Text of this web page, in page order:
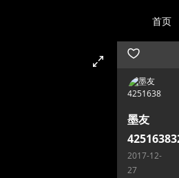
首页
墨友
2017-12-
27